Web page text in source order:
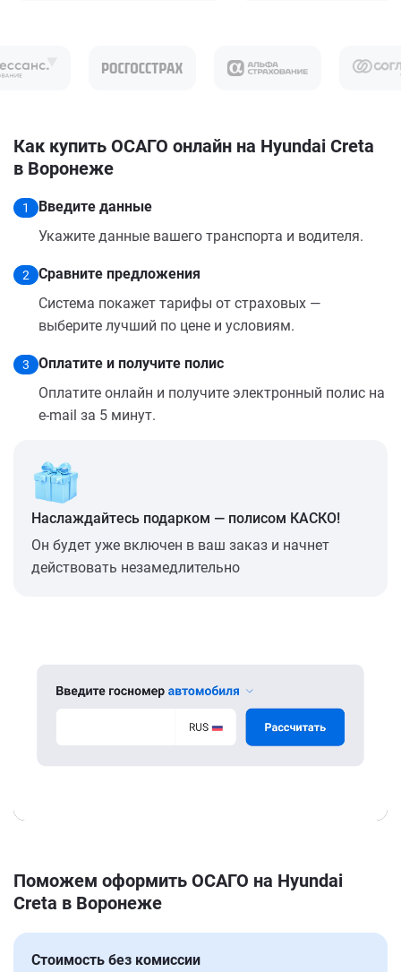
Как купить ОСАГО онлайн на Hyundai Creta
в Воронеже
1
Введите данные
Укажите данные вашего транспорта и водителя.
2
Сравните предложения
Система покажет тарифы от страховых —
выберите лучший по цене и условиям.
3
Оплатите и получите полис
Оплатите онлайн и получите электронный полис на
e-mail за 5 минут.
Наслаждайтесь подарком — полисом КАСКО!
Он будет уже включен в ваш заказ и начнет
действовать незамедлительно
Поможем оформить ОСАГО на Hyundai
Creta в Воронеже
Стоимость без комиссии